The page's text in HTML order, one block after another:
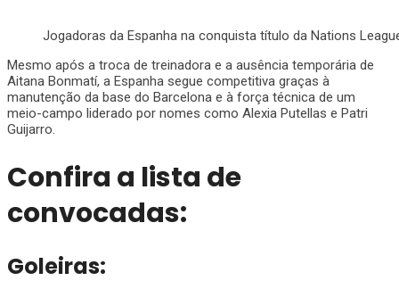
Jogadoras da Espanha na conquista título da Nations
Mesmo após a troca de treinadora e a ausência temporária de
Aitana Bonmatí, a Espanha segue competitiva graças à
manutenção da base do Barcelona e à força técnica de um
meio-campo liderado por nomes como Alexia Putellas e Patri
Guijarro.
Confira a lista de
convocadas:
Goleiras: